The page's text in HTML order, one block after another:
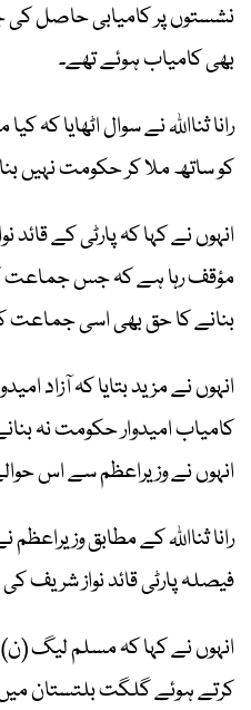
بھی کامیاب ہوئے تھے۔
کو ساتھ ملا کر حکومت نہیں
انہوں نے کہا کہ پارٹی کے
مؤقف رہا ہے کہ جس جماعت
بنانے کا حق بھی اسی جماعت
انہوں نے مزید بتایا کہ آزاد
کامیاب امیدوار حکومت نہ
انہوں نے وزیراعظم سے اس
رانا ثنااللہ کے مطابق وزیراعظم
فیصلہ پارٹی قائد نواز شریف
انہوں نے کہا کہ مسلم لیگ
کرتے ہوئے گلگت بلتستان میں